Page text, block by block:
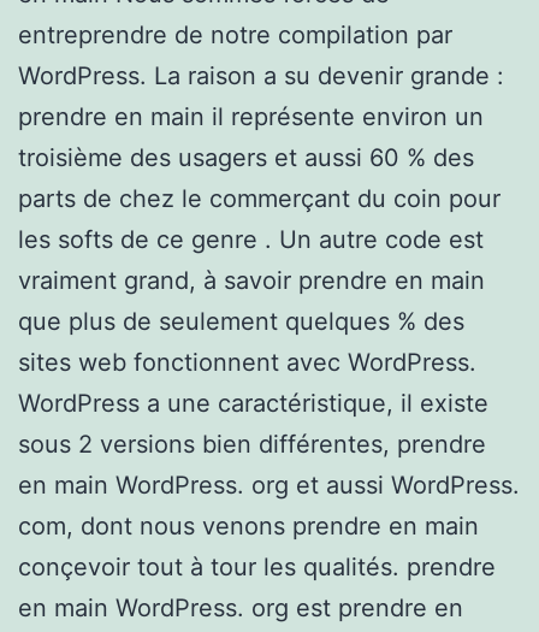
entreprendre de notre compilation par
WordPress. La raison a su devenir grande :
prendre en main il représente environ un
troisième des usagers et aussi 60 % des
parts de chez le commerçant du coin pour
les softs de ce genre . Un autre code est
vraiment grand, à savoir prendre en main
que plus de seulement quelques % des
sites web fonctionnent avec WordPress.
WordPress a une caractéristique, il existe
sous 2 versions bien différentes, prendre
en main WordPress. org et aussi WordPress.
com, dont nous venons prendre en main
conçevoir tout à tour les qualités. prendre
en main WordPress. org est prendre en